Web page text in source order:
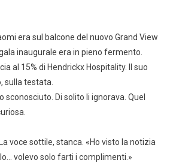
era sul balcone del nuovo Grand View
inaugurale era in pieno fermento.
al 15% di Hendrickx Hospitality. Il suo
sulla testata.
sconosciuto. Di solito li ignorava. Quel
voce sottile, stanca. «Ho visto la notizia
volevo solo farti i complimenti.»